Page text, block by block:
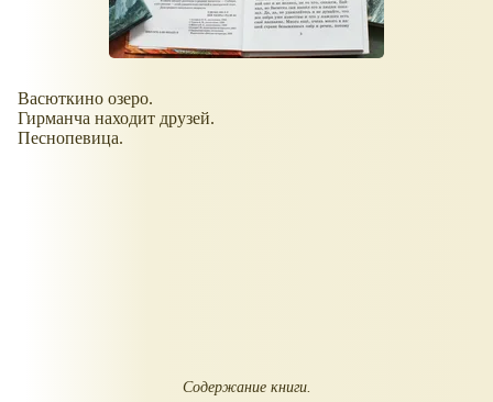
Васюткино озеро.
Гирманча находит друзей.
Песнопевица.
Содержание книги.